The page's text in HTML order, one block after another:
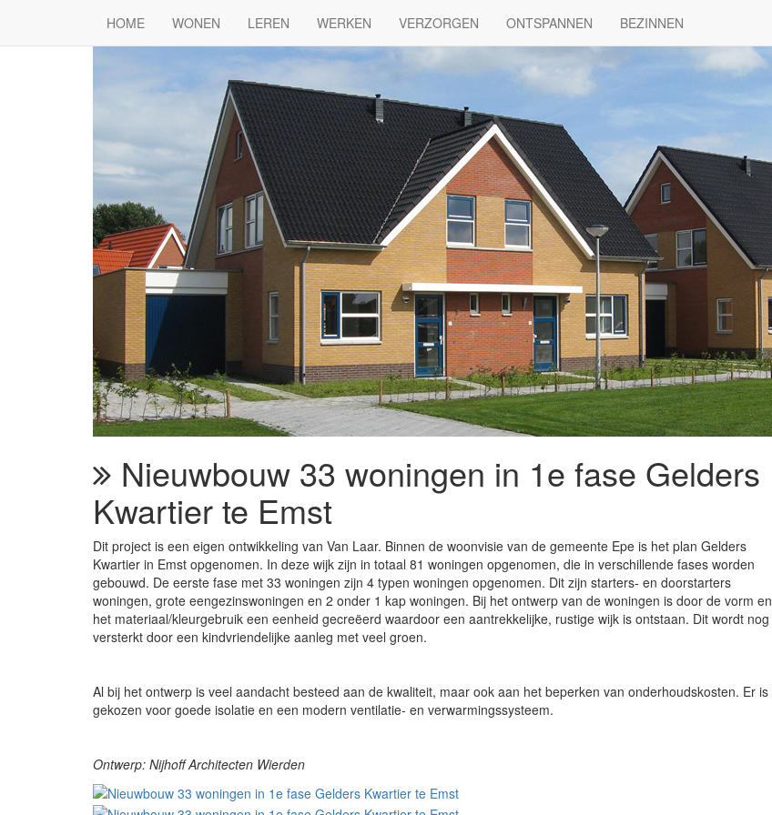
VACATURES NIEUWS
HOME WONEN LEREN WERKEN VERZORGEN ONTSPANNEN BEZINNEN
Nieuwbouw 33 woningen in 1e fase Gelders
Kwartier te Emst
Dit project is een eigen ontwikkeling van Van Laar. Binnen de woonvisie van de gemeente Epe is het plan Gelders
Kwartier in Emst opgenomen. In deze wijk zijn in totaal 81 woningen opgenomen, die in verschillende fases worden
gebouwd. De eerste fase met 33 woningen zijn 4 typen woningen opgenomen. Dit zijn starters- en doorstarters
woningen, grote eengezinswoningen en 2 onder 1 kap woningen. Bij het ontwerp van de woningen is door de vorm en
het materiaal/kleurgebruik een eenheid gecreëerd waardoor een aantrekkelijke, rustige wijk is ontstaan. Dit wordt nog
versterkt door een kindvriendelijke aanleg met veel groen.
Al bij het ontwerp is veel aandacht besteed aan de kwaliteit, maar ook aan het beperken van onderhoudskosten. Er is
gekozen voor goede isolatie en een modern ventilatie- en verwarmingssysteem.
Ontwerp: Nijhoff Architecten Wierden